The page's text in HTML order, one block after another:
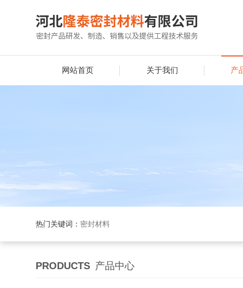
网站首页 关于我们 产
热门关键词： 密封材料
PRODUCTS 产品中心